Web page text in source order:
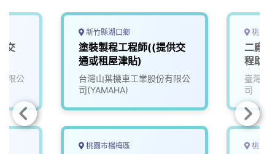
交
限公
新竹縣湖口鄉
塗裝製程工程師((提供交
通或租屋津貼)
台灣山葉機車工業股份有限公
司(YAMAHA)
桃園市楊梅區
桃園
二廠
程助
宿舍)
外生
驗者
金、
日)
臺灣永
司
桃園